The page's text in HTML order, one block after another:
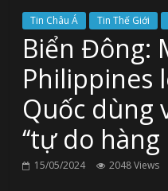
Tin Châu Á Tin Thế Giới
Biển Đông:
Philippines
Quốc dùng
‘‘tự do hàng
15/05/2024 2048 Views